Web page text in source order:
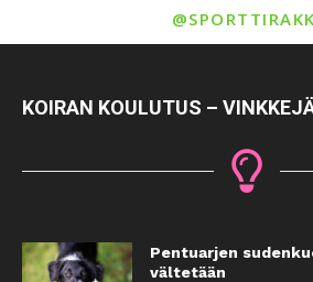
KOIRAN KOULUTUS –
Pentuarjen
vältetään